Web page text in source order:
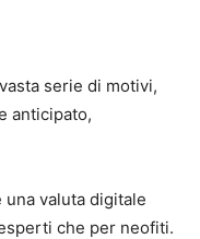
serie di motivi,
anticipato,
valuta digitale
che per neofiti.